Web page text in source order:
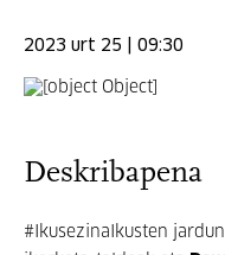
2023 urt 25 | 09:30
Deskribapena
#IkusezinaIkusten